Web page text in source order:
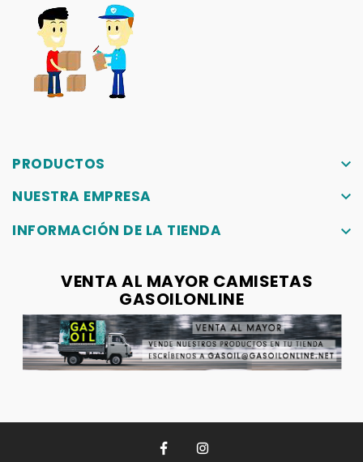
PRODUCTOS
keyboard_arrow_down
NUESTRA EMPRESA
keyboard_arrow_down
INFORMACIÓN DE LA TIENDA
keyboard_arrow_down
VENTA AL MAYOR CAMISETAS
GASOILONLINE